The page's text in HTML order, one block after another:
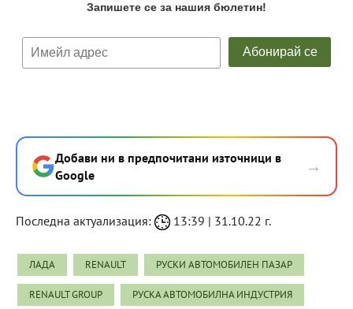
Добави ни в предпочитани източници в
Google
→
Последна актуализация: 13:39 | 31.10.22 г.
ЛАДА RENAULT РУСКИ АВТОМОБИЛЕН ПАЗАР
RENAULT GROUP РУСКА АВТОМОБИЛНА ИНДУСТРИЯ